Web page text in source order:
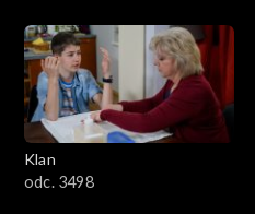
4301–4400
4201–4300
4101–4200
Klan
odc. 3498